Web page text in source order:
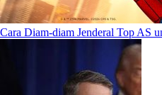
Cara Diam-diam Jenderal Top AS